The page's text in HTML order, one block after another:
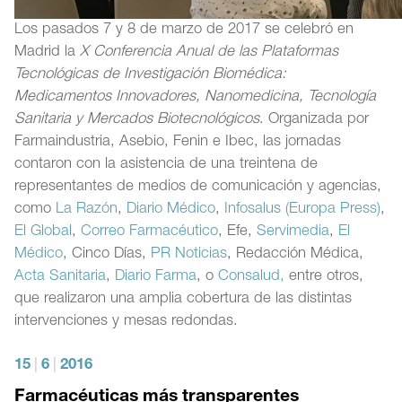
Los pasados 7 y 8 de marzo de 2017 se celebró en
Madrid laX Conferencia Anual de las Plataformas
Tecnológicas de Investigación Biomédica:
Medicamentos Innovadores, Nanomedicina, Tecnología
Sanitaria y Mercados Biotecnológicos. Organizada por
Farmaindustria, Asebio, Fenin e Ibec, las jornadas
contaron con la asistencia de una treintena de
representantes de medios de comunicación y agencias,
como La Razón, Diario Médico, Infosalus (Europa Press),
El Global,Correo Farmacéutico, Efe,Servimedia, El
Médico, Cinco Días, PR Noticias, Redacción Médica,
Acta Sanitaria, Diario Farma, oConsalud,entre otros,
que realizaron una amplia cobertura de las distintas
intervenciones y mesas redondas.
15 6 2016
Farmacéuticas más transparentes